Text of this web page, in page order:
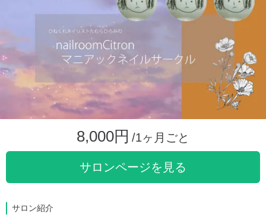
8,000円 /1ヶ月ごと
サロンページを見る
サロン紹介